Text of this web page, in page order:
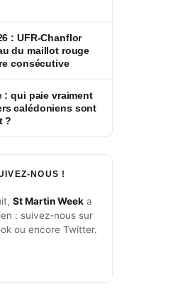
: UFR-Chanflor
du maillot rouge
consécutive
: qui paie vraiment
calédoniens sont
?
NOUS !
St Martin Week a
: suivez-nous sur
ou encore Twitter.